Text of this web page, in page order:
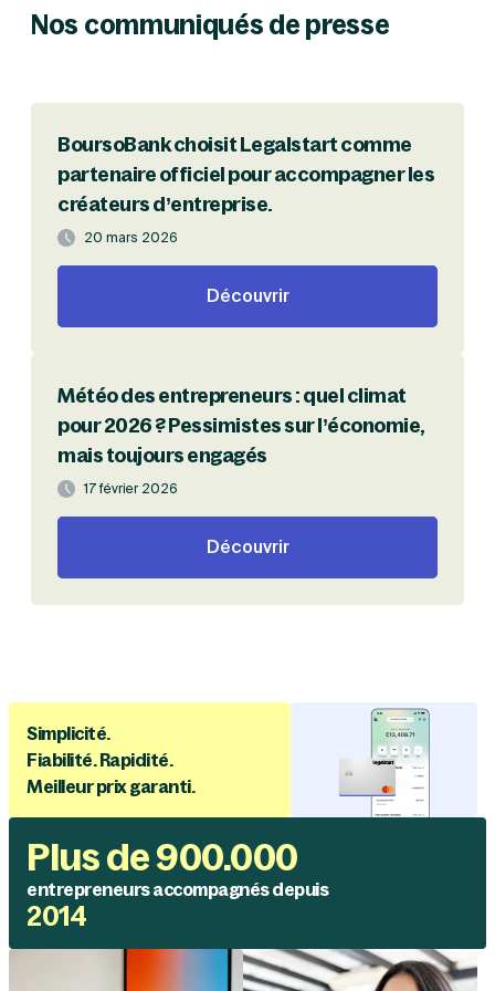
Toutes les modifications
Je suis autonome
Découvrez notre cabinet d'expertise
comptable LS Compta
Création d'EURL
Création d'association
Aides à la création d’entreprise
Ouverture compte pro
Fermeture d’une entreprise
Création d'entreprise
Nos communiqués de presse
BoursoBank choisit Legalstart comme
partenaire officiel pour accompagner les
créateurs d’entreprise.
20 mars 2026
Découvrir
Météo des entrepreneurs : quel climat
pour 2026 ? Pessimistes sur l’économie,
mais toujours engagés
17 février 2026
Découvrir
Simplicité.
Fiabilité. Rapidité.
Meilleur prix garanti.
Plus de 900.000
entrepreneurs accompagnés depuis
2014